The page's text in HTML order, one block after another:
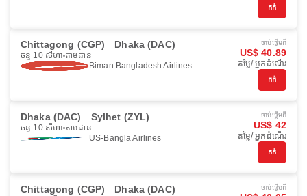
កក់
Chittagong (CGP) Dhaka (DAC)
ចន្ទ 10 សីហា តាមដាន
Biman Bangladesh Airlines
ចាប់ផ្ដើមពី
US$ 40.89
តម្លៃ/ អ្នកដំណើរ
កក់
Dhaka (DAC) Sylhet (ZYL)
ចន្ទ 10 សីហា តាមដាន
US-Bangla Airlines
ចាប់ផ្ដើមពី
US$ 42
តម្លៃ/ អ្នកដំណើរ
កក់
Chittagong (CGP) Dhaka (DAC) ចាប់ផ្ដើមពី